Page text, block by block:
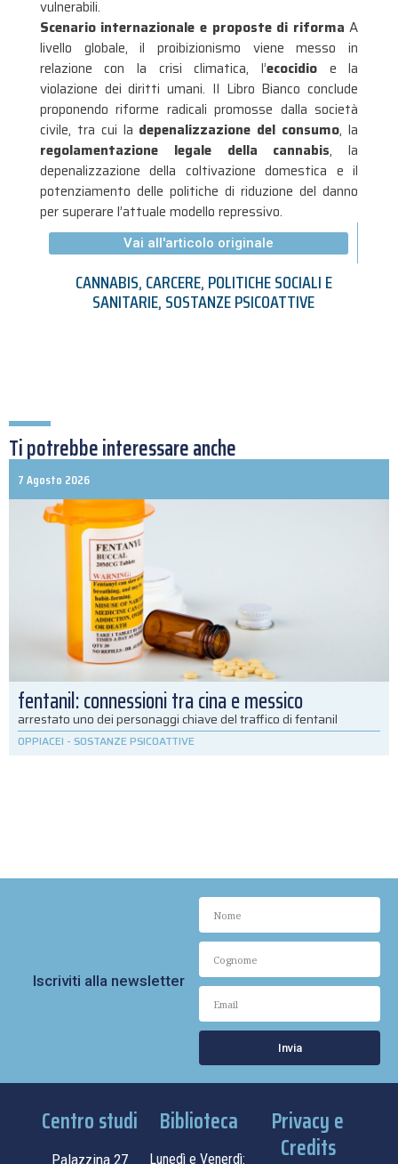
vulnerabili.
Scenario internazionale e proposte di riforma A
livello globale, il proibizionismo viene messo in
relazione con la crisi climatica, l’ecocidioe la
violazione dei diritti umani. Il Libro Bianco conclude
proponendo riforme radicali promosse dalla società
civile, tra cui la depenalizzazione del consumo, la
regolamentazione legale della cannabis, la
depenalizzazione della coltivazione domestica e il
potenziamento delle politiche di riduzione del danno
per superare l’attuale modello repressivo.
Vai all'articolo originale
CANNABIS,CARCERE,POLITICHE SOCIALI E
SANITARIE,SOSTANZE PSICOATTIVE
Ti potrebbe interessare anche
7 Agosto 2026
fentanil: connessioni tra cina e messico
arrestato uno dei personaggi chiave del traffico di fentanil
OPPIACEI - SOSTANZE PSICOATTIVE
Iscriviti alla newsletter
Invia
Centro studi
Palazzina 27
Biblioteca
Lunedì e Venerdì:
Privacy e
Credits